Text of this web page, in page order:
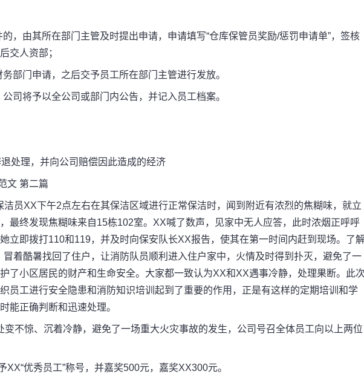
由其所在部门主管及时提出申请，申请填写“仓库保管员奖励/惩罚申请单”，签核
交人资部；
门申请，之后交予员工所在部门主管进行发放。
将予以全公司或部门内公告，并记入员工档案。
理，并向公司赔偿因此造成的经济
文 第二篇
员XX下午2点左右在其保洁区域进行正常保洁时，闻到附近有浓烈的焦糊味，就立
最终发现焦糊味来自15栋102室。XX喊了数声，见家中无人应答，此时浓烟正呼呼
立即拨打110和119，并及时向保安队长XX报告，使其在第一时间内赶到现场。了
着酷暑找回了住户，让消防队员顺利进入住户家中，火情及时得到扑灭，避免了一
了小区居民的财产和生命安全。大家都一致认为XX和XX遇事冷静，处理果断。此次
员工进行安全隐患和消防知识培训起到了重要的作用，正是有这样的定期培训和学
能正确判断和迅速处理。
不惊、沉着冷静，避免了一场重大火灾事故的发生，公司号召全体员工向以上两位
优秀员工”称号，并嘉奖500元，嘉奖XX300元。